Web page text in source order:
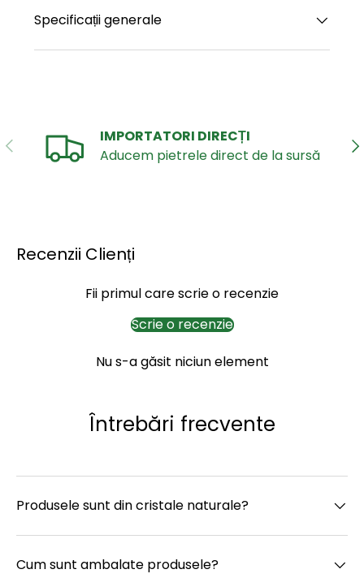
Specificații generale
ANTERIOR
IMPORTATORI DIRECȚI
Aducem pietrele direct de la sursă
Recenzii Clienți
Fii primul care scrie o recenzie
Scrie o recenzie
Nu s-a găsit niciun element
Întrebări frecvente
Produsele sunt din cristale naturale?
Cum sunt ambalate produsele?